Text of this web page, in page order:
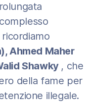
Ahmed Maher
Shawky , che
della fame per
illegale.